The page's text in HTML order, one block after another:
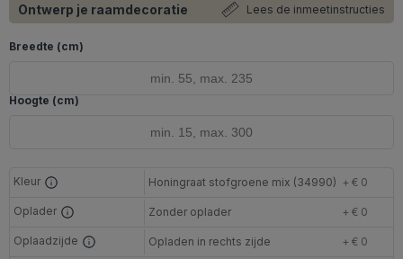
Ontwerp je raamdecoratie Lees de inmeetinstructies
Breedte (cm)
Hoogte (cm)
Kleur Honingraat stofgroene mix (34990) + € 0
Oplader Zonder oplader + € 0
Oplaadzijde Opladen in rechts zijde + € 0